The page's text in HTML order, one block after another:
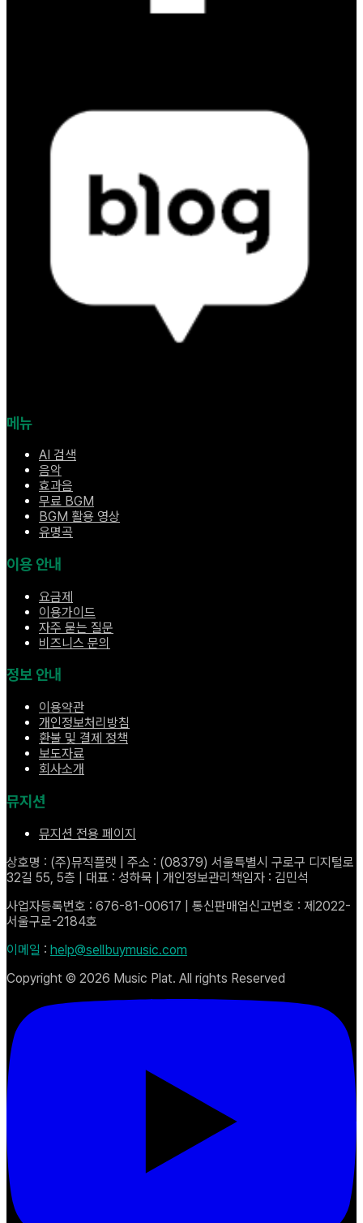
메뉴
AI 검색
음악
효과음
무료 BGM
BGM 활용 영상
유명곡
이용 안내
요금제
이용가이드
자주 묻는 질문
비즈니스 문의
정보 안내
이용약관
개인정보처리방침
환불 및 결제 정책
보도자료
회사소개
뮤지션
뮤지션 전용 페이지
상호명 : (주)뮤직플랫 | 주소 : (08379) 서울특별시 구로구 디지털로
32길 55, 5층 | 대표 : 성하묵 | 개인정보관리책임자 : 김민석
사업자등록번호 : 676-81-00617 | 통신판매업신고번호 : 제2022-
서울구로-2184호
이메일 : help@sellbuymusic.com
Copyright © 2026 Music Plat. All rights Reserved